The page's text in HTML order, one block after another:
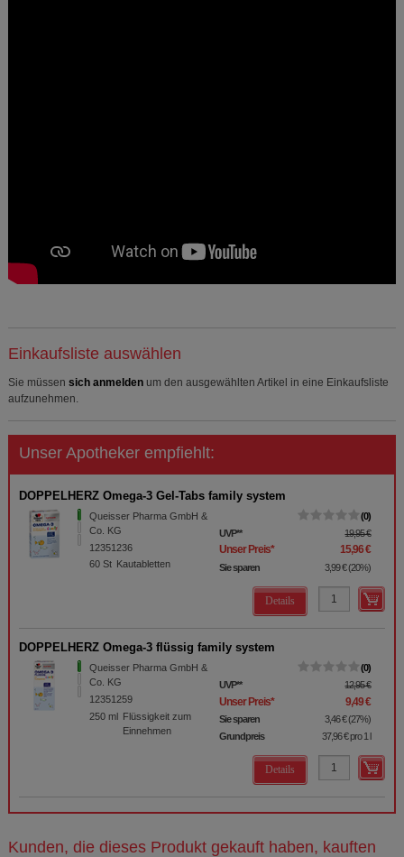
Einkaufsliste auswählen
Sie müssen sich anmelden um den ausgewählten Artikel in eine Einkaufsliste
aufzunehmen.
Unser Apotheker empfiehlt:
DOPPELHERZ Omega-3 Gel-Tabs family system
Queisser Pharma GmbH &
Co. KG
12351236
60St Kautabletten
0
UVP** 19,95 €
Unser Preis* 15,96 €
Sie sparen 3,99 €(20%)
Details
DOPPELHERZ Omega-3 flüssig family system
Queisser Pharma GmbH &
Co. KG
12351259
250 ml Flüssigkeit zum
Einnehmen
0
UVP** 12,95 €
Unser Preis* 9,49 €
Sie sparen 3,46 €(27%)
Grundpreis
37,96 €pro 1 l
Details
Kunden, die dieses Produkt gekauft haben, kauften